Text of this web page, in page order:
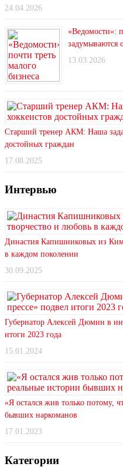
24.04.2026
«Ведомости»:
задумываются
13.03.2026
Старший тренер АКМ: Наша
достойных граждан
17.08.2025
Интервью
Династия Капишниковых из
в каждом поколении
30.09.2025
Губернатор Алексей Дюмин в
итоги 2023 года
15.01.2024
«Я остался жив только потому,
бывших наркоманов
17.01.2023
Категории